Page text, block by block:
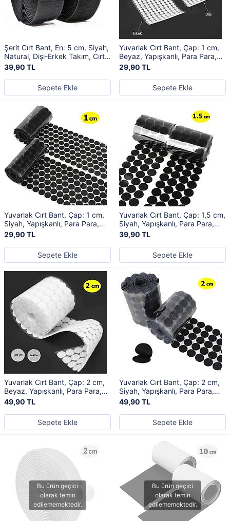
Şerit Cırt Bant, En: 5 cm, Siyah,
Natural, Dişi-Erkek Takım, Cırt
Cırtlı Bant
39,90 TL
Sepete Ekle
Yuvarlak Cırt Bant, Çap: 1 cm,
Beyaz, Yapışkanlı, Para Para,
Dişi-Erkek Takım, Cırt Cırtlı Bant
29,90 TL
Sepete Ekle
Yuvarlak Cırt Bant, Çap: 1 cm,
Siyah, Yapışkanlı, Para Para,
Dişi-Erkek Takım, Cırt Cırtlı Bant
29,90 TL
Sepete Ekle
Yuvarlak Cırt Bant, Çap: 1,5 cm,
Siyah, Yapışkanlı, Para Para,
Dişi-Erkek Takım, Cırt Cırtlı Bant
39,90 TL
Sepete Ekle
Yuvarlak Cırt Bant, Çap: 2 cm,
Beyaz, Yapışkanlı, Para Para,
Dişi-Erkek Takım, Cırt Cırtlı Bant
49,90 TL
Sepete Ekle
Yuvarlak Cırt Bant, Çap: 2 cm,
Siyah, Yapışkanlı, Para Para,
Dişi-Erkek Takım, Cırt Cırtlı Bant
49,90 TL
Sepete Ekle